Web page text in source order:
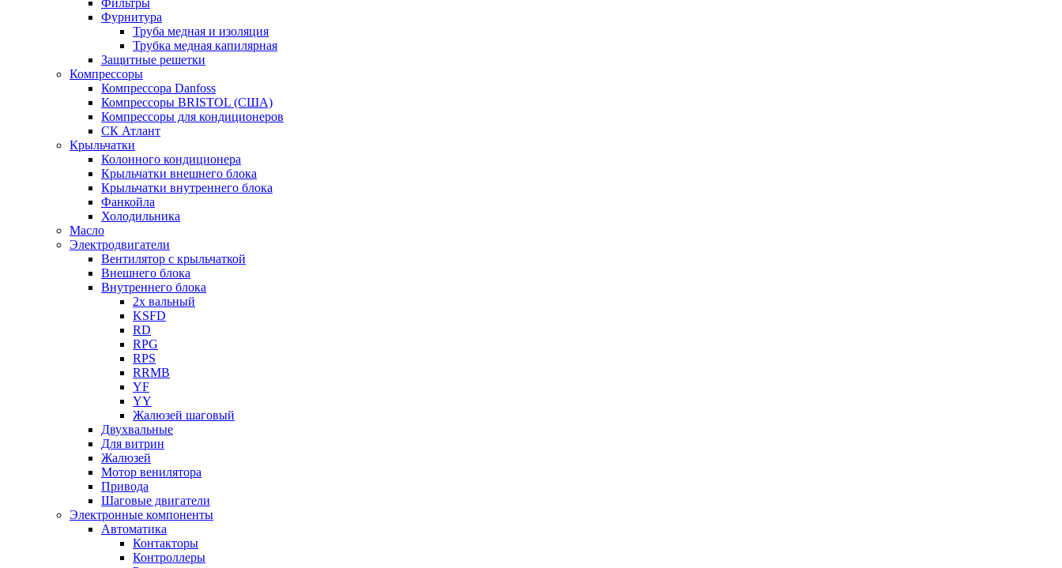
Фильтры
Фурнитура
Труба медная и изоляция
Трубка медная капилярная
Защитные решетки
Компрессоры
Компрессора Danfoss
Компрессоры BRISTOL (США)
Компрессоры для кондиционеров
СК Атлант
Крыльчатки
Колонного кондиционера
Крыльчатки внешнего блока
Крыльчатки внутреннего блока
Фанкойла
Холодильника
Масло
Электродвигатели
Вентилятор с крыльчаткой
Внешнего блока
Внутреннего блока
2х вальный
KSFD
RD
RPG
RPS
RRMB
YF
YY
Жалюзей шаговый
Двухвальные
Для витрин
Жалюзей
Мотор венилятора
Привода
Шаговые двигатели
Электронные компоненты
Автоматика
Контакторы
Контроллеры